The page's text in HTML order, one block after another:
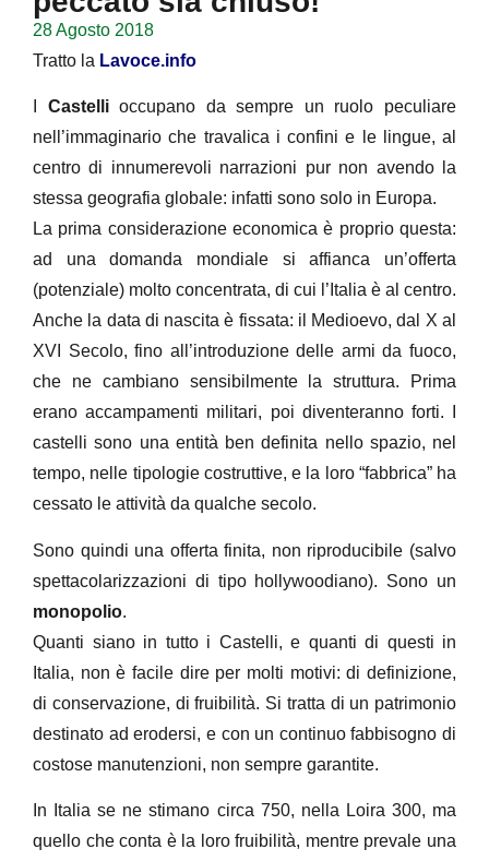
28 Agosto 2018
Tratto la Lavoce.info
Castellioccupano da sempre un ruolo peculiare
nell’immaginario che travalica i confini e le lingue, al
centro di innumerevoli narrazioni pur non avendo la
stessa geografia globale: infatti sono solo in Europa.
La prima considerazione economica è proprio questa:
ad una domanda mondiale si affianca un’offerta
(potenziale) molto concentrata, di cui l’Italia è al centro.
Anche la data di nascita è fissata: il Medioevo, dal X al
XVI Secolo, fino all’introduzione delle armi da fuoco,
che ne cambiano sensibilmente la struttura. Prima
erano accampamenti militari, poi diventeranno forti. I
castelli sono una entità ben definita nello spazio, nel
tempo, nelle tipologie costruttive, e la loro “fabbrica” ha
cessato le attività da qualche secolo.
Sono quindi una offerta finita, non riproducibile (salvo
spettacolarizzazioni di tipo hollywoodiano). Sono un
monopolio.
Quanti siano in tutto i Castelli, e quanti di questi in
Italia, non è facile dire per molti motivi: di definizione,
di conservazione, di fruibilità. Si tratta di un patrimonio
destinato ad erodersi, e con un continuo fabbisogno di
costose manutenzioni, non sempre garantite.
In Italia se ne stimano circa 750, nella Loira 300, ma
quello che conta è la loro fruibilità, mentre prevale una